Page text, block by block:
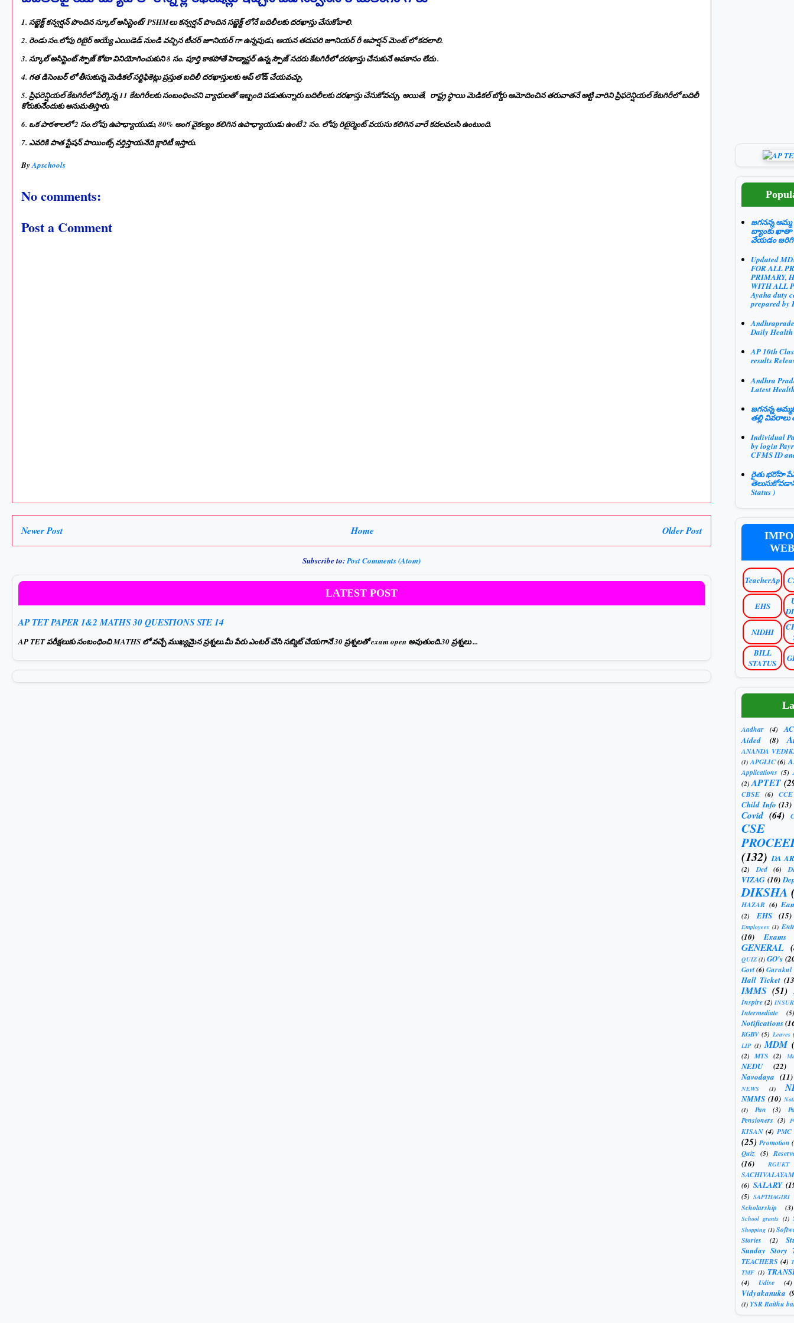
1. సబ్జెక్ట్ కన్వర్షన్ పొందిన స్కూల్ అసిస్టెంట్/ PSHMలు కన్వర్షన్ పొందిన సబ్జెక్ట్ లోనే బదిలీలకు దరఖాస్తు చేసుకోవాలి.
2. రెండు సం.లోపు రిటైర్ అయ్యే ఎయిడెడ్ నుండి వచ్చిన టీచర్ జూనియర్ గా ఉన్నపుడు, ఆయన తదుపరి జూనియర్ రీ అపార్షన్ మెంట్ లో కదలాలి.
3. స్కూల్ అసిస్టెంట్ స్పౌజ్ కోటా వినియోగించుకుని 8 సం. పూర్తి కాకపోతే హెడ్మాస్టర్ ఉన్న స్పౌజ్ సదరు కేటగిరీలో దరఖాస్తు చేసుకునే అవకాసం లేదు .
4. గత డిసెంబర్ లో తీసుకున్న మెడికల్ సర్టిఫికెట్లు ప్రస్తుత బదిలీ దరఖాస్తులకు అప్ లోడ్ చేయవచ్చు.
5. ప్రిఫరెన్షియల్ కేటగిరీలో పేర్కొన్న 11 కేటగిరీలకు సంబంధించని వ్యాధులతో ఇబ్బంది పడుతున్నారు బదిలీలకు దరఖాస్తు చేసుకోవచ్చు. అయితే, రాష్ట్ర స్థాయి మెడికల్ బోర్డు ఆమోదించిన తరువాతనే అట్టి వారిని ప్రిఫరెన్షియల్ కేటగిరీలో బదిలీ
కోరుకునేిందుకు అనుమతిస్తారు.
6. ఒక పాఠశాలలో 2 సం.లోపు ఉపాధ్యాయుడు, 80% అంగ వైకల్యం కలిగిన ఉపాధ్యాయుడు ఉంటే 2 సం. లోపు రిటైర్మెంట్ వయసు కలిగిన వారే కదలవలసి ఉంటుంది.
7. ఎవరికి పాత స్టేషన్ పాయింట్స్ వర్తిస్తాయనేది క్లారిటీ ఇస్తారు.
ByApschools
No comments:
Post a Comment
Newer Post Older Post
Home
Subscribe to:Post Comments (Atom)
LATEST POST
AP TET PAPER 1&2 MATHS 30 QUESTIONS STE 14
AP TET పరీక్షలుకు సంబంధించి MATHS లో వచ్చే ముఖ్యమైన ప్రశ్నలు.మీ పేరు ఎంటర్ చేసి సబ్మిట్ చేయగానే 30 ప్రశ్నలతో exam open అవుతుంది.30 ప్రశ్నలు ...
జగనన్న
బ్యాంకు ఖాతా
వేయడం
Updated
FOR ALL
PRIMARY,
WITH ALL
Ayaha duty
prepared by
Daily Health
AP 10th
results
Andhra
Latest
జగనన్న
తల్లి వివరాలు
Individual
by login
CFMS ID
రైతు భరోసా
Status )
TeacherAp
EHS
NIDHI
BILL
STATUS
Aadhar (4)
Aided
(8)
ANANDA
(1) APGLIC (6)
Applications (5)
(2)APTET
CBSE (6) CCE
Child Info (13)
Covid (64)
CSE
(132) DA
(2) Ded (6)
VIZAG (10)
DIKSHA
HAZAR (6)
(2) EHS (15)
Employees (1)
(10) Exams
GENERAL
QUIZ (1) GO's
Govt(6)Gurukul
Hall Ticket
IMMS (51)
Inspire(2)
Intermediate (5)
Notifications
KGBV (5) Leaves
LIP (1) MDM
(2) MTS (2)
NEDU
(22)
Navodaya (11)
NEWS (1)
NMMS (10)
(1)
Pan (3)
Pensioners (3)
KISAN (4) PMC
(25) Promotion
Quiz (5)
(16) RGUKT
SACHIVALAYAM
(6) SALARY
(5) SAPTHAGIRI
Scholarship (3)
School grants (1)
Shopping (1)
Stories
(2)
Sunday Story
TEACHERS (4)
TMF (1)
(4) Udise (4)
Vidyakanuka
(1) YSR Raithu